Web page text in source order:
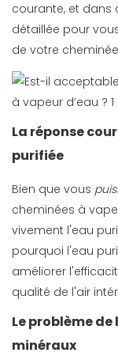
courante, et dans
détaillée pour
de votre
La réponse
purifiée
Bien que vous
cheminées à
vivement l'eau
pourquoi l'eau
améliorer
qualité de l'air
Le problème
minéraux